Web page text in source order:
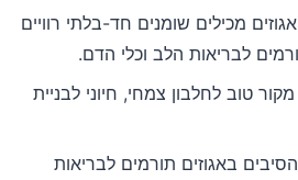
מכילים שומנים חד-בלתי רוויים
לבריאות הלב וכלי הדם.
טוב לחלבון צמחי, חיוני לבניית
באגוזים תורמים לבריאות